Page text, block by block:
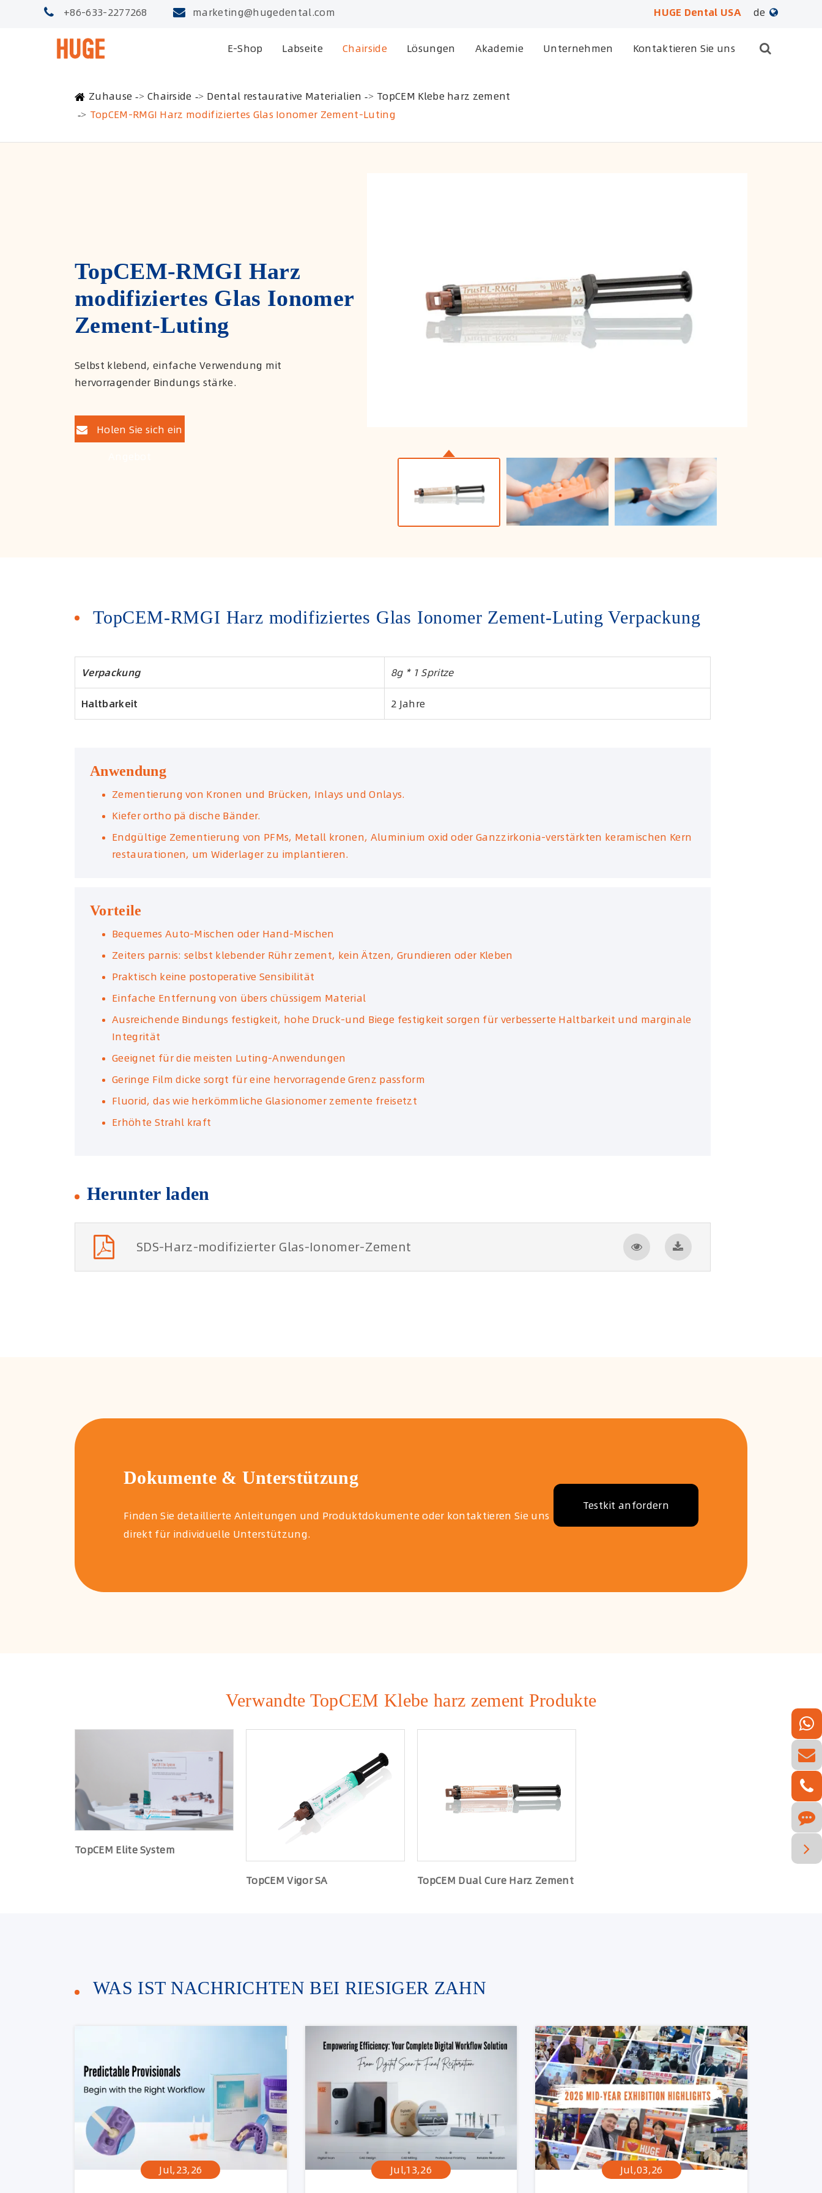
+86-633-2277268 marketing@hugedental.com HUGE Dental USA
de
E-Shop Labseite Chairside Lösungen Akademie Unternehmen Kontaktieren Sie uns
Zuhause Chairside Dental restaurative Materialien
TopCEM Klebe harz zement
TopCEM-RMGI Harz modifiziertes Glas Ionomer Zement-Luting
TopCEM-RMGI Harz
modifiziertes Glas Ionomer
Zement-Luting
Selbst klebend, einfache Verwendung mit
hervorragender Bindungs stärke.
Holen Sie sich ein
TopCEM-RMGI Harz modifiziertes Glas Ionomer Zement-Luting Verpackung
Verpackung 8g * 1 Spritze
Haltbarkeit 2 Jahre
Anwendung
Zementierung von Kronen und Brücken, Inlays und Onlays.
Kiefer ortho pä dische Bänder.
Endgültige Zementierung von PFMs, Metall kronen, Aluminium oxid oder Ganzzirkonia-verstärkten keramischen Kern
restaurationen, um Widerlager zu implantieren.
Vorteile
Bequemes Auto-Mischen oder Hand-Mischen
Zeiters parnis: selbst klebender Rühr zement, kein Ätzen, Grundieren oder Kleben
Praktisch keine postoperative Sensibilität
Einfache Entfernung von übers chüssigem Material
Ausreichende Bindungs festigkeit, hohe Druck-und Biege festigkeit sorgen für verbesserte Haltbarkeit und marginale
Integrität
Geeignet für die meisten Luting-Anwendungen
Geringe Film dicke sorgt für eine hervorragende Grenz passform
Fluorid, das wie herkömmliche Glasionomer zemente freisetzt
Erhöhte Strahl kraft
Herunter laden
SDS-Harz-modifizierter Glas-Ionomer-Zement
Dokumente & Unterstützung
Finden Sie detaillierte Anleitungen und Produktdokumente oder kontaktieren Sie uns
direkt für individuelle Unterstützung.
Testkit anfordern
Verwandte TopCEM Klebe harz zement Produkte
TopCEM Elite System
TopCEM Vigor SA TopCEM Dual Cure Harz Zement
WAS IST NACHRICHTEN BEI RIESIGER ZAHN
Jul,23,26 Jul,13,26 Jul,03,26